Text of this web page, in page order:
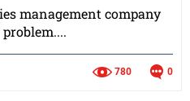
management company
780 0